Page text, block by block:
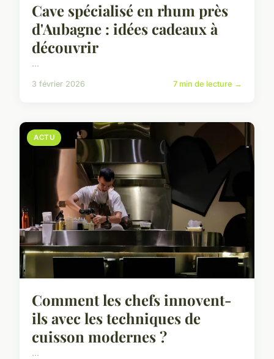
Cave spécialisé en rhum près
d'Aubagne : idées cadeaux à
découvrir
...
3 février 2026 7 min de lecture →
ACTU
Comment les chefs innovent-
ils avec les techniques de
cuisson modernes ?
...